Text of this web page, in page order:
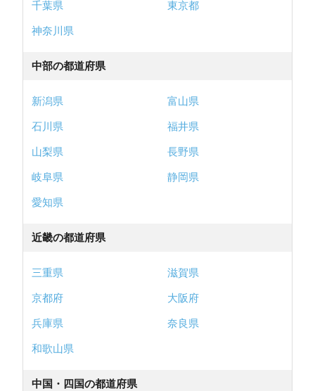
千葉県
東京都
神奈川県
中部の都道府県
新潟県
富山県
石川県
福井県
山梨県
長野県
岐阜県
静岡県
愛知県
近畿の都道府県
三重県
滋賀県
京都府
大阪府
兵庫県
奈良県
和歌山県
中国・四国の都道府県